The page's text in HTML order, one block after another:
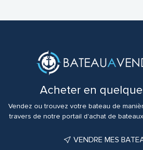
Acheter en
Vendez ou trouvez votre bateau de
travers de notre portail d'achat de
VENDRE MES